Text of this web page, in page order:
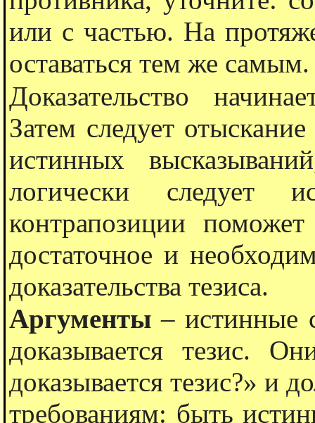
или с частью. На
оставаться тем же самым.
Доказательство
Затем следует
истинных
логически следует
контрапозиции
достаточное и
доказательства тезиса.
Аргументы – истинные
доказывается тезис.
доказывается тезис?» и
требованиям: быть